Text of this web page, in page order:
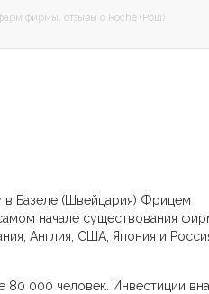
фирмы, отзывы о Roche (Рош)
в Базеле (Швейцария) Фрицем
начале существования
Англия, США, Япония и
80 000 человек. Инвестиции